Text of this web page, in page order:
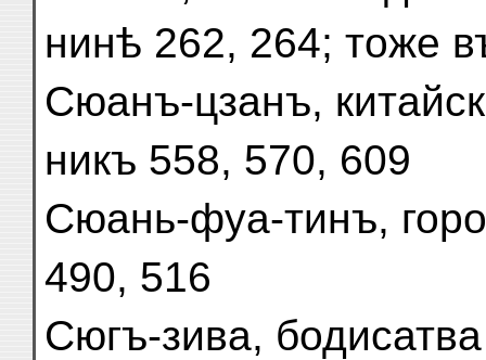
нинѣ 262, 264; тоже
Сюанъ-цзанъ,
никъ 558, 570, 609
Сюань-фуа-тинъ,
490, 516
Сюгъ-зива,